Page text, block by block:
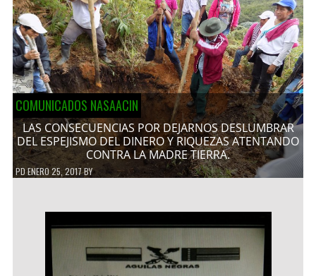
COMUNICADOS NASAACIN
LAS CONSECUENCIAS POR DEJARNOS DESLUMBRAR
DEL ESPEJISMO DEL DINERO Y RIQUEZAS ATENTANDO
CONTRA LA MADRE TIERRA.
PDENERO 25, 2017BY